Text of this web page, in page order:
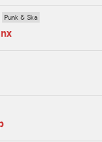
Punk & Ska